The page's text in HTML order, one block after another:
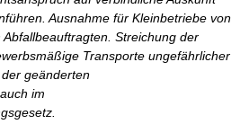
Ausnahme für Kleinbetriebe von
Streichung der
Transporte ungefährlicher
geänderten
im